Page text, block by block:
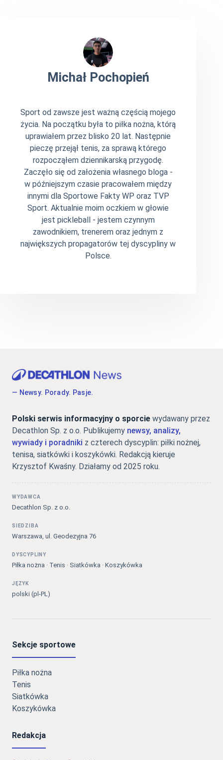
Michał Pochopień
Sport od zawsze jest ważną częścią mojego
życia. Na początku była to piłka nożna, którą
uprawiałem przez blisko 20 lat. Następnie
pieczę przejął tenis, za sprawą którego
rozpocząłem dziennikarską przygodę.
Zaczęło się od założenia własnego bloga -
w późniejszym czasie pracowałem między
innymi dla Sportowe Fakty WP oraz TVP
Sport. Aktualnie moim oczkiem w głowie
jest pickleball - jestem czynnym
zawodnikiem, trenerem oraz jednym z
największych propagatorów tej dyscypliny w
Polsce.
— Newsy. Porady. Pasje.
Polski serwis informacyjny o sporcie wydawany przez
Decathlon Sp. z o.o. Publikujemy newsy, analizy,
wywiady i poradniki z czterech dyscyplin: piłki nożnej,
tenisa, siatkówki i koszykówki. Redakcją kieruje
Krzysztof Kwaśny. Działamy od 2025 roku.
WYDAWCA
Decathlon Sp. z o.o.
SIEDZIBA
Warszawa, ul. Geodezyjna 76
DYSCYPLINY
Piłka nożna · Tenis · Siatkówka · Koszykówka
JĘZYK
polski (pl-PL)
Sekcje sportowe
Piłka nożna
Tenis
Siatkówka
Koszykówka
Redakcja